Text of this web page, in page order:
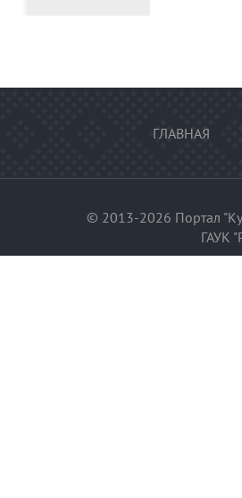
ГЛАВНАЯ
© 2013-2026 Портал
ГАУК